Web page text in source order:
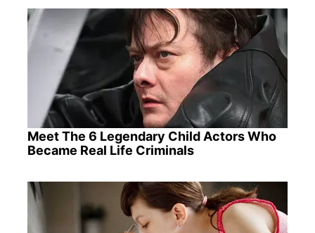
Meet The 6 Legendary Child Actors Who
Became Real Life Criminals